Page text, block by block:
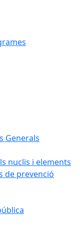
Generals
nuclis i elements
de prevenció